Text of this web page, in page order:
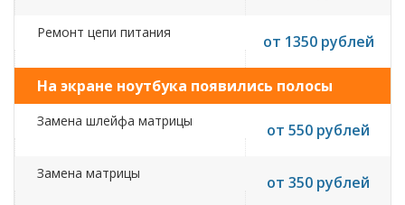
Ремонт цепи питания от 1350 рублей
На экране ноутбука появились полосы
Замена шлейфа матрицы от 550 рублей
Замена матрицы от 350 рублей